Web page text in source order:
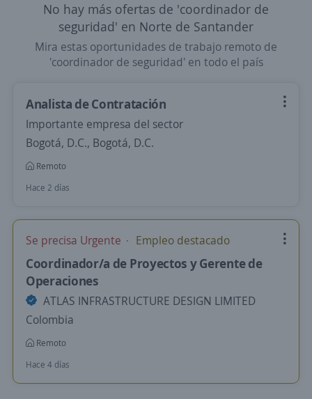
No hay más ofertas de 'coordinador de
seguridad' en Norte de Santander
Mira estas oportunidades de trabajo remoto de
'coordinador de seguridad' en todo el país
Analista de Contratación
Importante empresa del sector
Bogotá, D.C., Bogotá, D.C.
Remoto
Hace 2 días
Se precisa Urgente Empleo destacado
Coordinador/a de Proyectos y Gerente de
Operaciones
ATLAS INFRASTRUCTURE DESIGN LIMITED
Colombia
Remoto
Hace 4 días